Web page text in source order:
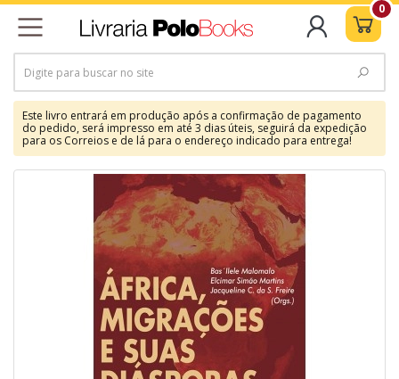
0
Este livro entrará em produção após a confirmação de pagamento
do pedido, será impresso em até 3 dias úteis, seguirá da expedição
para os Correios e de lá para o endereço indicado para entrega!